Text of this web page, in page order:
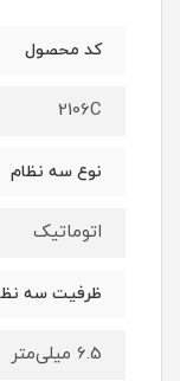
کد محصول
2106C
نوع سه نظام
اتوماتیک
ظرفیت سه
6.5 میلی‌متر